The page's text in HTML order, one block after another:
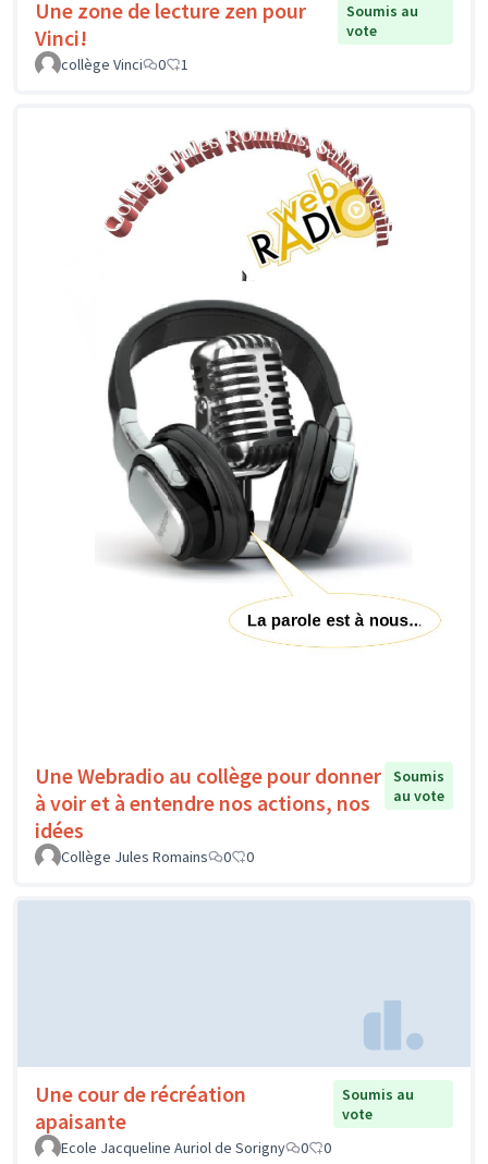
Une zone de lecture zen pour
Vinci!
Soumis au
vote
collège Vinci
0 1
Une Webradio au collège pour donner
à voir et à entendre nos actions, nos
idées
Soumis
au vote
Collège Jules Romains 0 0
Une cour de récréation
apaisante
Soumis au
vote
Ecole Jacqueline Auriol de Sorigny
0 0